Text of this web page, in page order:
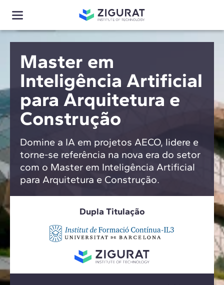
Master em
Inteligência Artificial
para Arquitetura e
Construção
Domine a IA em projetos AECO, lidere e
torne-se referência na nova era do setor
com o Master em Inteligência Artificial
para Arquitetura e Construção.
Dupla Titulação